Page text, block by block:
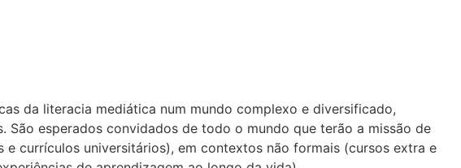
da literacia mediática num mundo complexo e diversificado,
esperados convidados de todo o mundo que terão a missão de
currículos universitários), em contextos não formais (cursos extra e